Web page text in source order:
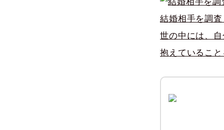
結婚相手を調
世の中には、
抱えているこ